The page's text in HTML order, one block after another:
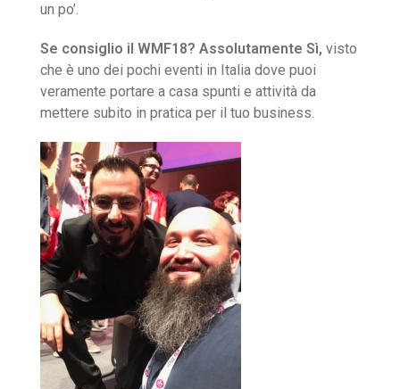
un po’.
Se consiglio il WMF18? Assolutamente Sì, visto
che è uno dei pochi eventi in Italia dove puoi
veramente portare a casa spunti e attività da
mettere subito in pratica per il tuo business.